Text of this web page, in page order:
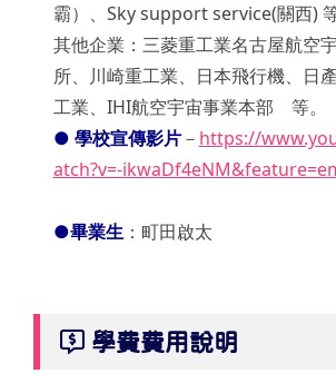
霸）、Sky support service(關西) 等
其他企業：三菱重工業名古屋航空
所、川崎重工業、日本飛行機、日
工業、IHI航空宇宙事業本部 等。
● 學校宣傳影片－ https://
atch?v=-
●畢業生：町田啟太
學費費用說明